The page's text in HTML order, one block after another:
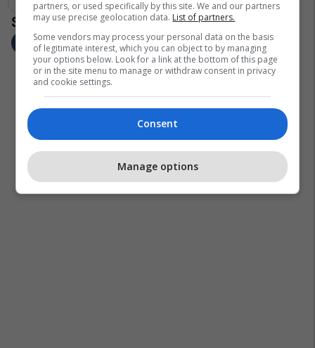
Astra Liga E Evropës Roma
partners, or used specifically by this site. We and our partners
may use precise geolocation data. List of partners.
Some vendors may process your personal data on the basis
of legitimate interest, which you can object to by managing
your options below. Look for a link at the bottom of this page
or in the site menu to manage or withdraw consent in privacy
and cookie settings.
Consent
Manage options